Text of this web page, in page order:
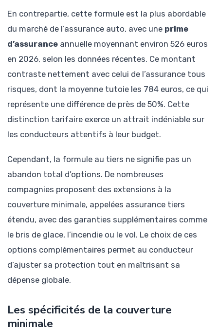
En contrepartie, cette formule est la plus abordable
du marché de l’assurance auto, avec une prime
d’assurance annuelle moyennant environ 526 euros
en 2026, selon les données récentes. Ce montant
contraste nettement avec celui de l’assurance tous
risques, dont la moyenne tutoie les 784 euros, ce qui
représente une différence de près de 50%. Cette
distinction tarifaire exerce un attrait indéniable sur
les conducteurs attentifs à leur budget.
Cependant, la formule au tiers ne signifie pas un
abandon total d’options. De nombreuses
compagnies proposent des extensions à la
couverture minimale, appelées assurance tiers
étendu, avec des garanties supplémentaires comme
le bris de glace, l’incendie ou le vol. Le choix de ces
options complémentaires permet au conducteur
d’ajuster sa protection tout en maîtrisant sa
dépense globale.
Les spécificités de la couverture
minimale